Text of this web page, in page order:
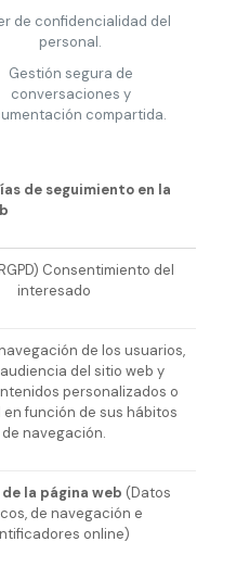
de confidencialidad del
personal.
Gestión segura de
conversaciones y
compartida.
de seguimiento en la
Consentimiento del
interesado
de los usuarios,
del sitio web y
personalizados o
función de sus hábitos
de navegación.
la página web (Datos
de navegación e
online)